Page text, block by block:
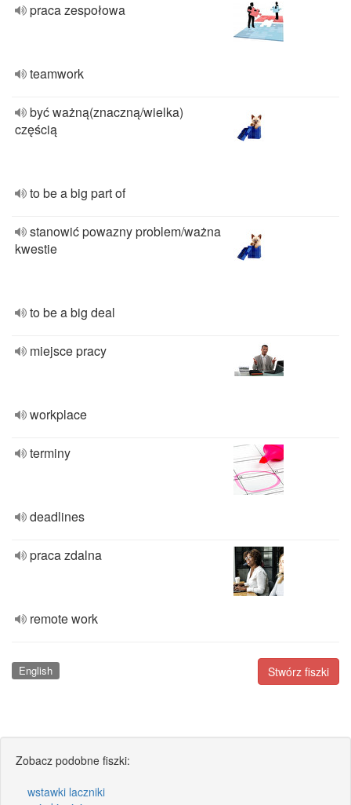
praca zespołowa
teamwork
być ważną(znaczną/wielka)
częścią
to be a big part of
stanowić powazny problem/ważna
kwestie
to be a big deal
miejsce pracy
workplace
terminy
deadlines
praca zdalna
remote work
Stwórz fiszki
English
Zobacz podobne fiszki:
wstawki laczniki